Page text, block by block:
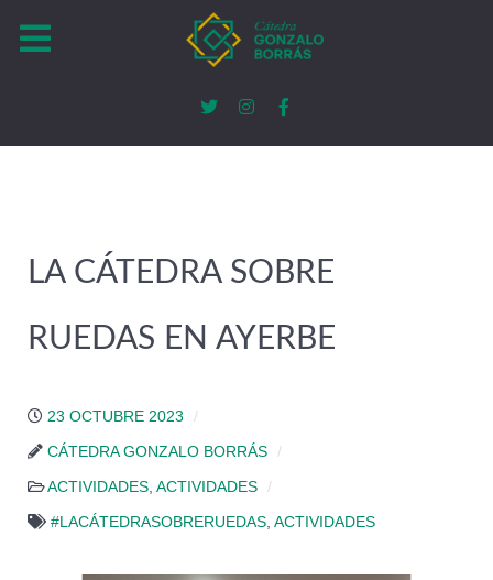
LA CÁTEDRA SOBRE
RUEDAS EN AYERBE
23 OCTUBRE 2023
CÁTEDRA GONZALO BORRÁS
ACTIVIDADES ACTIVIDADES
#LACÁTEDRASOBRERUEDAS ACTIVIDADES